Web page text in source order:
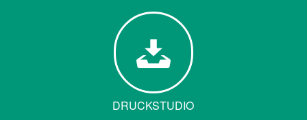
DRUCKSTUDIO